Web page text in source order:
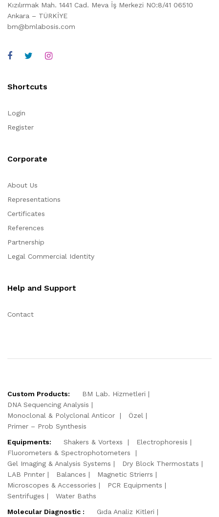
Kızılırmak Mah. 1441 Cad. Meva İş Merkezi NO:8/41 06510
Ankara – TÜRKİYE
bm@bmlabosis.com
Shortcuts
Login
Register
Corporate
About Us
Representations
Certificates
References
Partnership
Legal Commercial Identity
Help and Support
Contact
Custom Products:
BM Lab. Hizmetleri
DNA Sequencing Analysis
Monoclonal & Polyclonal Anticor
Özel
Primer – Prob Synthesis
Equipments:
Shakers & Vortexs
Electrophoresis
Fluorometers & Spectrophotometers
Gel Imaging & Analysis Systems
Dry Block Thermostats
LAB Prınter
Balances
Magnetic Strierrs
Microscopes & Accessories
PCR Equipments
Sentrifuges
Water Baths
Molecular Diagnostic :
Gıda Analiz Kitleri